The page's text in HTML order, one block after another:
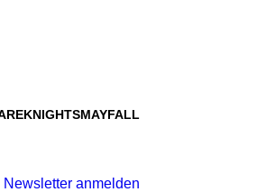
Newsletter anmelden